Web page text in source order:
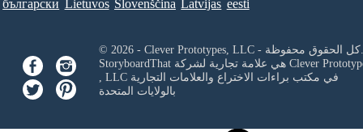
български Lietuvos Slovenščina Latvijas eesti
© 2026 - Clever Prototypes, LLC - كل الحقوق محفوظة.
StoryboardThat هي علامة تجارية لشركة Clever
, LLCفي مكتب براءات الاختراع والعلامات التجارية
بالولايات المتحدة